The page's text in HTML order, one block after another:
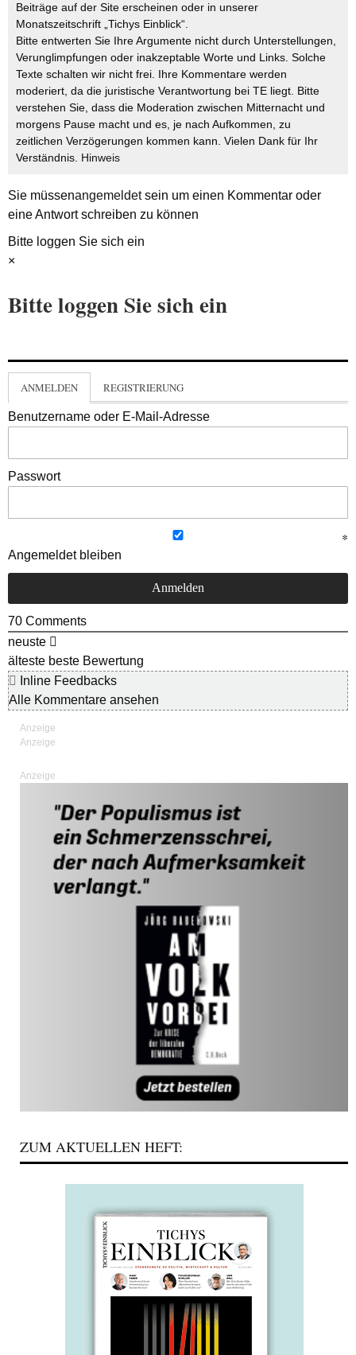
Beiträge auf der Site erscheinen oder in unserer
Monatszeitschrift „Tichys Einblick“.
Bitte entwerten Sie Ihre Argumente nicht durch Unterstellungen,
Verunglimpfungen oder inakzeptable Worte und Links. Solche
Texte schalten wir nicht frei. Ihre Kommentare werden
moderiert, da die juristische Verantwortung bei TE liegt. Bitte
verstehen Sie, dass die Moderation zwischen Mitternacht und
morgens Pause macht und es, je nach Aufkommen, zu
zeitlichen Verzögerungen kommen kann. Vielen Dank für Ihr
Verständnis. Hinweis
Sie müssenangemeldetsein um einen Kommentar oder
eine Antwort schreiben zu können
Bitte loggen Sie sich ein
×
Bitte loggen Sie sich ein
ANMELDEN REGISTRIERUNG
Benutzername oder E-Mail-Adresse
Passwort
Angemeldet bleiben
70 Comments
neuste
älteste beste Bewertung
Inline Feedbacks
Alle Kommentare ansehen
Anzeige
ZUM AKTUELLEN HEFT: